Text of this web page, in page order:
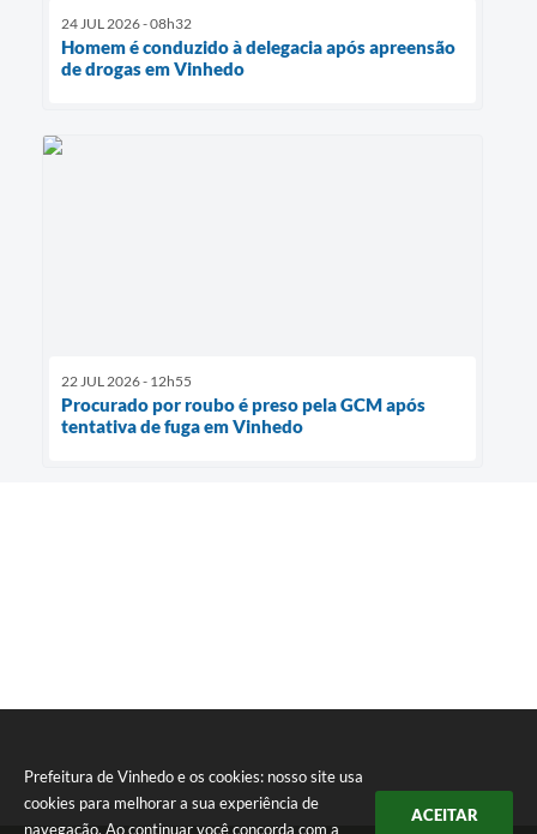
Prefeitura de Vinhedo e os cookies: nosso site usa
cookies para melhorar a sua experiência de
navegação. Ao continuar você concorda com a
ACEITAR
24 JUL 2026 - 08h32
Homem é conduzido à delegacia após apreensão
de drogas em Vinhedo
22 JUL 2026 - 12h55
Procurado por roubo é preso pela GCM após
tentativa de fuga em Vinhedo